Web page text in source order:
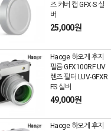
즈 커버 캡 GFX-S 실
버
25,000원
Haoge 하오게 후지
필름 GFX100RF UV
렌즈 필터 LUV-GFXR
FS 실버
49,000원
Haoge 하오게 후지